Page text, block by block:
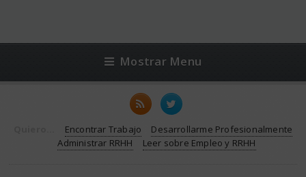
Mostrar Menu
Encontrar Trabajo
Desarrollarme Profesionalmente
Administrar RRHH
Leer sobre Empleo y RRHH